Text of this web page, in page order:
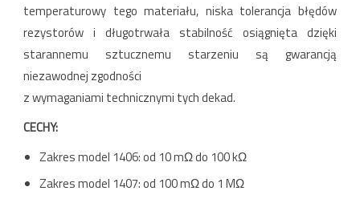
temperaturowy tego materiału, niska tolerancja błędów
rezystorów i długotrwała stabilność osiągnięta dzięki
starannemu sztucznemu starzeniu są gwarancją
niezawodnej zgodności
z wymaganiami technicznymi tych dekad.
CECHY:
Zakres model 1406: od 10 mΩ do 100 kΩ
Zakres model 1407: od 100 mΩ do 1 MΩ